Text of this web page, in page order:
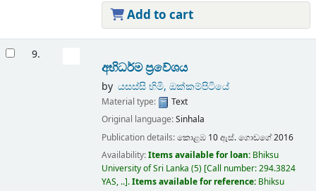
Add to cart
9.
අභිධර්ම ප්‍රවේශය
by යසස්සි හිමි, ඔක්කම්පිටියේ
Material type:
Text
Original language:Sinhala
Publication details:කොළඹ 10ඇස්. ගොඩගේ2016
Availability:Items available for loan: Bhiksu
University of Sri Lanka (5) Call number:294.3824
YAS, .. .Items available for reference: Bhiksu